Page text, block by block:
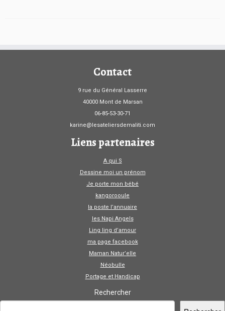
Contact
9 rue du Général Lasserre
40000 Mont de Marsan
06-85-53-30-71
karine@lesateliersdemaliti.com
Liens partenaires
A qui S
Dessine moi un prénom
Je porte mon bébé
kangorooule
la poste l’annuaire
les Napi Angels
Ling ling d’amour
ma page facebook
Maman Natur’elle
Néobulle
Portage et Handicap
Rechercher